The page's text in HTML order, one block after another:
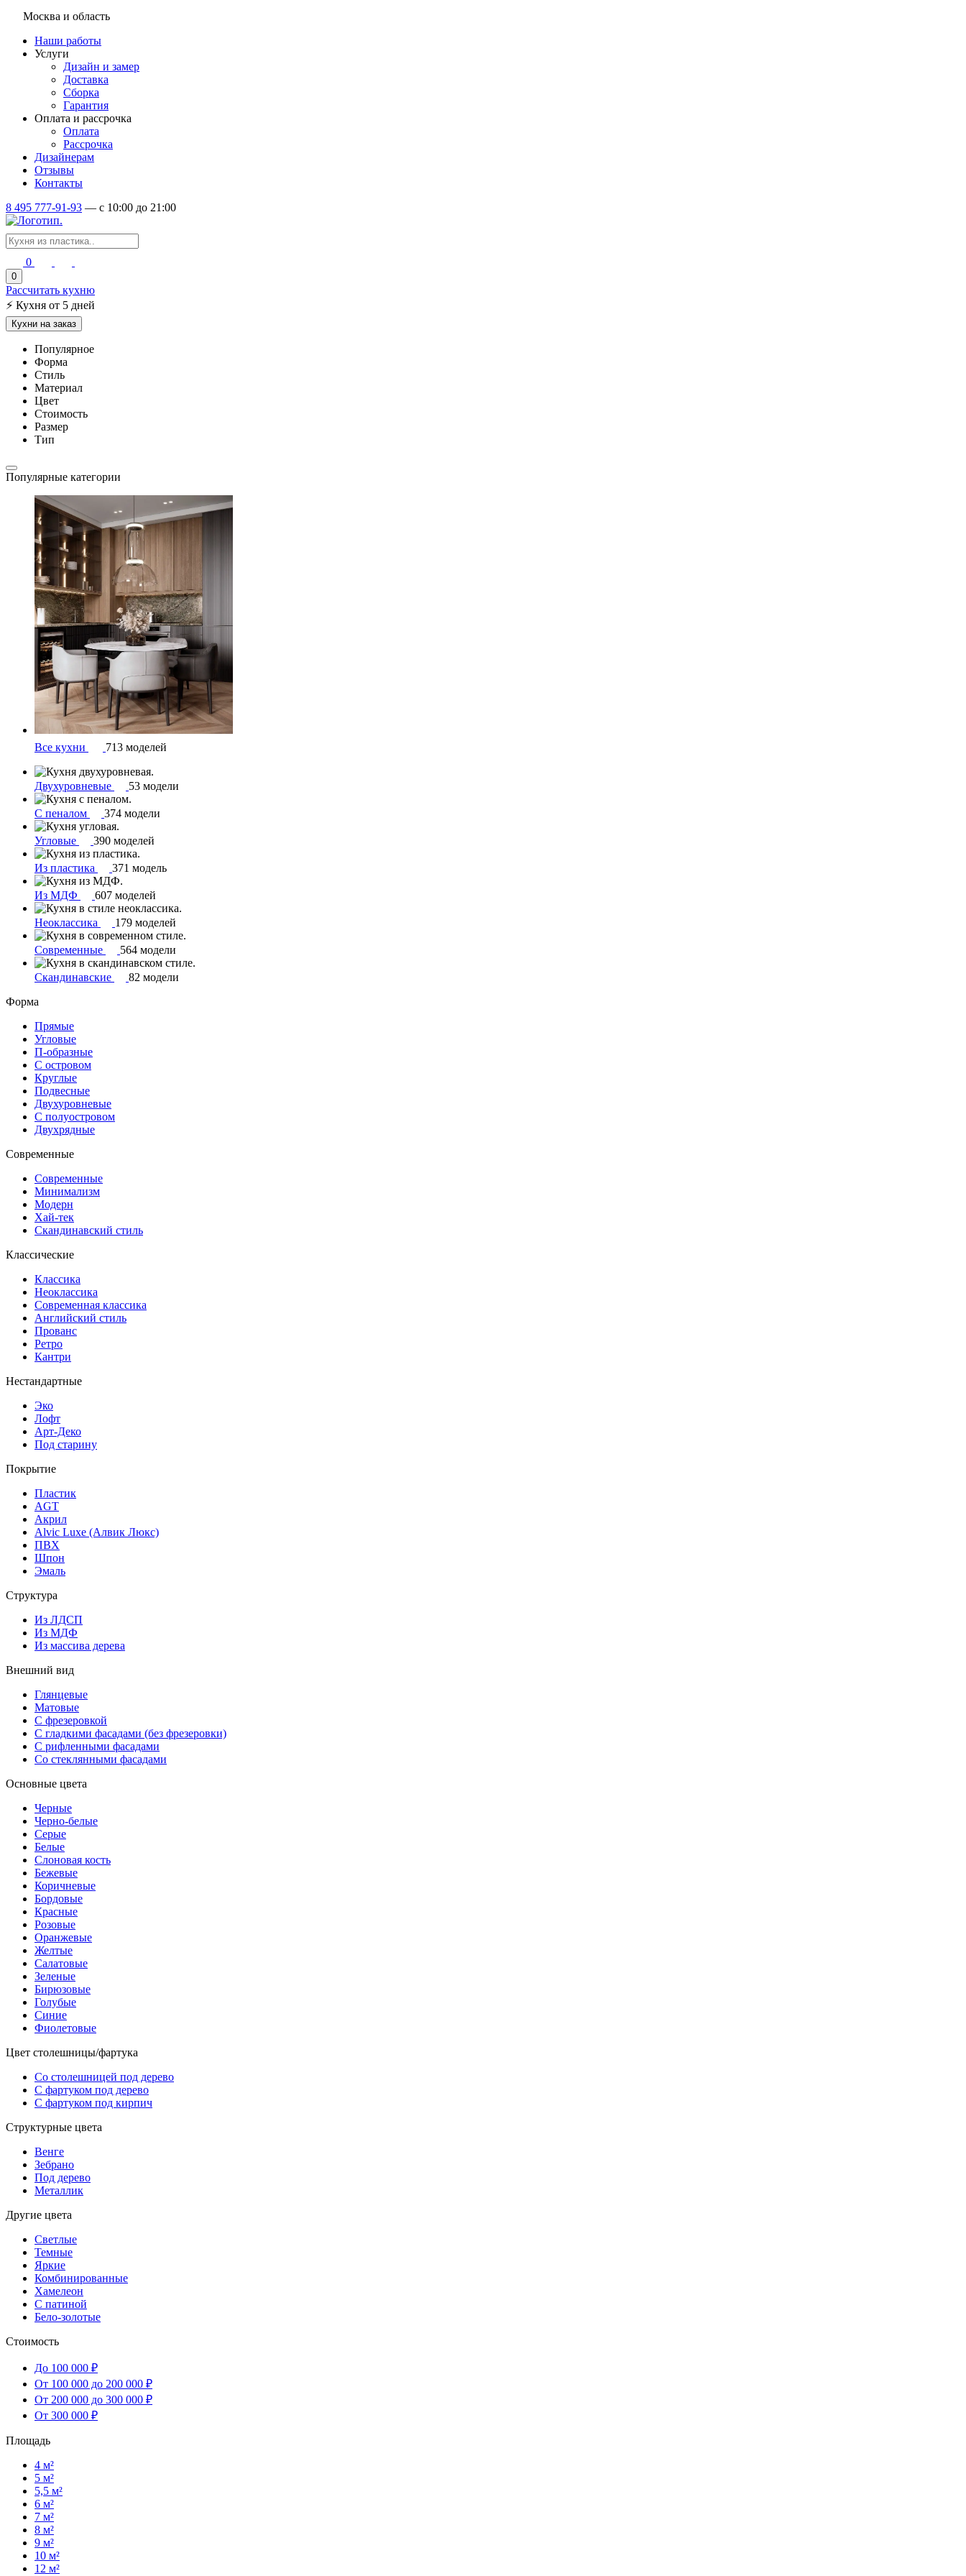
Москва и область
Наши работы
Услуги
Дизайн и замер
Доставка
Сборка
Гарантия
Оплата и рассрочка
Оплата
Рассрочка
Дизайнерам
Отзывы
Контакты
8 495 777-91-93 — c 10:00 до 21:00
0
0
Рассчитать кухню
⚡ Кухня от 5 дней
Кухни на заказ
Популярное
Форма
Стиль
Материал
Цвет
Стоимость
Размер
Тип
Популярные категории
Все кухни 713 моделей
Двухуровневые 53 модели
С пеналом 374 модели
Угловые 390 моделей
Из пластика 371 модель
Из МДФ 607 моделей
Неоклассика 179 моделей
Современные 564 модели
Скандинавские
82 модели
Форма
Прямые
Угловые
П-образные
С островом
Круглые
Подвесные
Двухуровневые
С полуостровом
Двухрядные
Современные
Современные
Минимализм
Модерн
Хай-тек
Скандинавский стиль
Классические
Классика
Неоклассика
Современная классика
Английский стиль
Прованс
Ретро
Кантри
Нестандартные
Эко
Лофт
Арт-Деко
Под старину
Покрытие
Пластик
AGT
Акрил
Alvic Luxe (Алвик Люкс)
ПВХ
Шпон
Эмаль
Структура
Из ЛДСП
Из МДФ
Из массива дерева
Внешний вид
Глянцевые
Матовые
С фрезеровкой
С гладкими фасадами (без фрезеровки)
С рифленными фасадами
Со стеклянными фасадами
Основные цвета
Черные
Черно-белые
Серые
Белые
Слоновая кость
Бежевые
Коричневые
Бордовые
Красные
Розовые
Оранжевые
Желтые
Салатовые
Зеленые
Бирюзовые
Голубые
Синие
Фиолетовые
Цвет столешницы/фартука
Со столешницей под дерево
С фартуком под дерево
С фартуком под кирпич
Структурные цвета
Венге
Зебрано
Под дерево
Металлик
Другие цвета
Светлые
Темные
Яркие
Комбинированные
Хамелеон
С патиной
Бело-золотые
Стоимость
До 100 000 ₽
От 100 000 до 200 000 ₽
От 200 000 до 300 000 ₽
От 300 000 ₽
Площадь
4 м²
5 м²
5,5 м²
6 м²
7 м²
8 м²
9 м²
10 м²
12 м²